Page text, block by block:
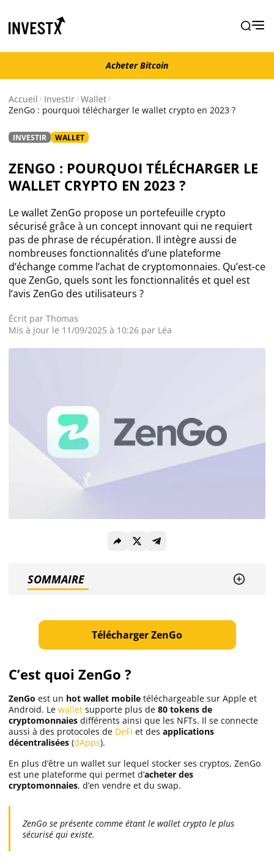
Acheter Bitcoin
Actualité Ethereum
Actualité Altcoins
Actualité NFT
Actualité Exchange
Actualité IA
Acheter Ethereum
Prédictions
Cryptomonnaies
Ethereum (ETH)
Solana (SOL)
Binance Coin (BNB)
Trading
Futures Crypto
Acheter Bitcoin
Accueil Investir Wallet
ZenGo : pourquoi télécharger le wallet crypto en 2023 ?
INVESTIR WALLET
ZENGO : POURQUOI TÉLÉCHARGER LE
WALLET CRYPTO EN 2023 ?
Le wallet ZenGo propose un portefeuille crypto
sécurisé grâce à un concept innovant qui ne requiert
pas de phrase de récupération. Il intègre aussi de
nombreuses fonctionnalités d’une plateforme
d’échange comme l’achat de cryptomonnaies. Qu’est-ce
que ZenGo, quels sont les fonctionnalités et quel est
l’avis ZenGo des utilisateurs ?
Écrit par Thomas
Mis à jour le 11/09/2025 à 10:26 par Léa
SOMMAIRE
Télécharger ZenGo
C’est quoi ZenGo ?
ZenGo est un hot wallet mobile téléchargeable sur Apple et
Android. Le wallet supporte plus de 80 tokens de
cryptomonnaies différents ainsi que les NFTs. Il se connecte
aussi à des protocoles de DeFi et des applications
décentralisées (dApps).
En plus d’être un wallet sur lequel stocker ses cryptos, ZenGo
est une plateforme qui permet d’acheter des
cryptomonnaies, d’en vendre et du swap.
ZenGo se présente comme étant le wallet crypto le plus
sécurisé qui existe.